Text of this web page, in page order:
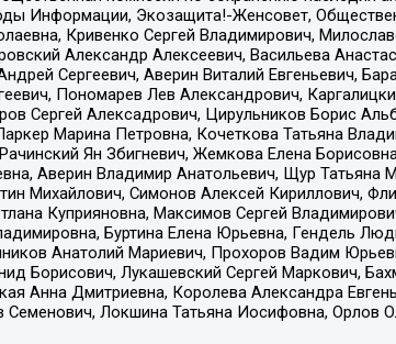
Информации, Экозащита!-Женсовет,
Кривенко Сергей Владимирович,
Александр Алексеевич, Васильева
Сергеевич, Аверин Виталий Евгеньевич,
Пономарев Лев Александрович,
Сергей Алексадрович, Цирульников Борис
Марина Петровна, Кочеткова Татьяна
Ян Збигневич, Жемкова Елена
Аверин Владимир Анатольевич, Щур
Михайлович, Симонов Алексей Кириллович,
Куприяновна, Максимов Сергей
Буртина Елена Юрьевна, Гендель
Анатолий Мариевич, Прохоров Вадим
Борисович, Лукашевский Сергей Маркович,
Анна Дмитриевна, Королева Александра
Локшина Татьяна Иосифовна, Орлов